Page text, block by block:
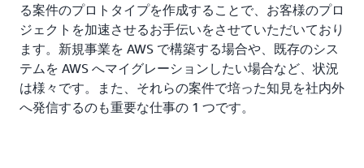
る案件のプロトタイプを作成することで、お客様のプロ
ジェクトを加速させるお手伝いをさせていただいており
ます。新規事業を AWS で構築する場合や、既存のシス
テムを AWS へマイグレーションしたい場合など、状況
は様々です。また、それらの案件で培った知見を社内外
へ発信するのも重要な仕事の 1 つです。